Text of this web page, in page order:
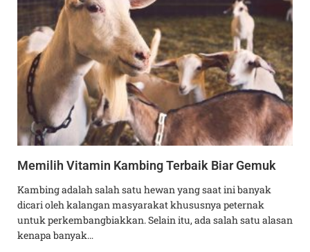
Memilih Vitamin Kambing Terbaik Biar Gemuk
Kambing adalah salah satu hewan yang saat ini banyak
dicari oleh kalangan masyarakat khususnya peternak
untuk perkembangbiakkan. Selain itu, ada salah satu alasan
kenapa banyak…